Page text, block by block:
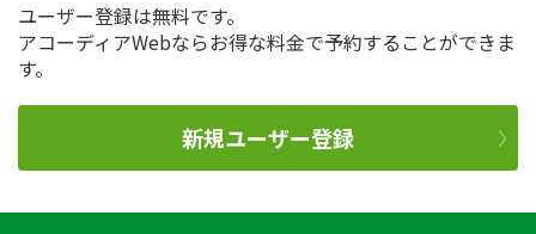
ユーザー登録は無料です。
アコーディアWebならお得な料金で予約することができま
す。
新規ユーザー登録